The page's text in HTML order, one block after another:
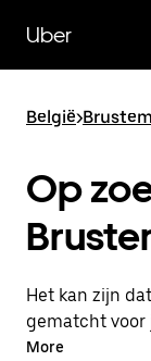
naar
hoofdinhoud
Uber
België>Brustem
Op
Het kan zijn
gematcht voor
is, profiteer je
More